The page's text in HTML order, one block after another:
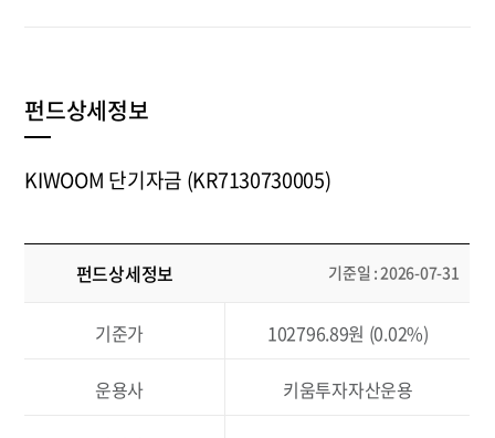
RISE 국채30년레버리지(합성)
TIGER 단기통안채
ACE 단기통안채 한국투자신탁
1Q 현대차그룹채권(A+이상)&
국고통안
RISE 중기우량회사채
펀드상세정보
KIWOOM 단기자금 (KR7130730005)
펀드상세정보 기준일 : 2026-07-31
기준가 102796.89원 (0.02%)
운용사 키움투자자산운용